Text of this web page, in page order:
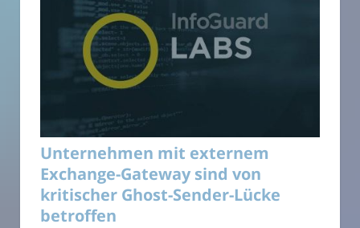
Unternehmen mit externem
Exchange-Gateway sind von
kritischer Ghost-Sender-Lücke
betroffen